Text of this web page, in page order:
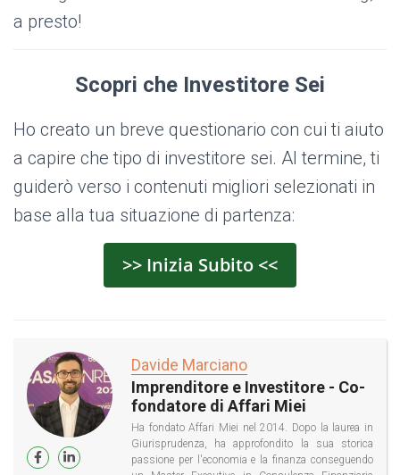
a presto!
Scopri che Investitore Sei
Ho creato un breve questionario con cui ti aiuto
a capire che tipo di investitore sei. Al termine, ti
guiderò verso i contenuti migliori selezionati in
base alla tua situazione di partenza:
>> Inizia Subito <<
Davide Marciano
Imprenditore e Investitore - Co-
fondatore di Affari Miei
Ha fondato Affari Miei nel 2014. Dopo la laurea in
Giurisprudenza, ha approfondito la sua storica
passione per l'economia e la finanza conseguendo